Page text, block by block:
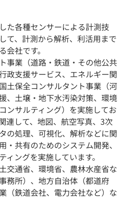
た各種センサーによる計測技
て、計測から解析、利活用まで
会社です。
事業（道路・鉄道・その他公共
政支援サービス、エネルギー関
土保全コンサルタント事業（河
、土壌・地下水汚染対策、環境
ンサルティング）を実施してお
連して、地図、航空写真、3次
の処理、可視化、解析などに関
・共有のためのシステム開発、
ングを実施しています。
交通省、環境省、農林水産省な
務所）、地方自治体（都道府
（鉄道会社、電力会社など）な